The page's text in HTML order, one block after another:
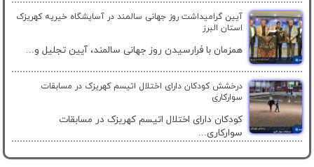
آیین گرامیداشت روز جهانی سالمند در آسایشگاه خیریه کهریزک
استان البرز
همزمان با فرارسیدن روز جهانی سالمند، آیین تجلیل و...
درخشش کودکان دارای اختلال اتیسم کهریزک در مسابقات
سوارکاری
کودکان دارای اختلال اتیسم کهریزک در مسابقات
سوارکاری...